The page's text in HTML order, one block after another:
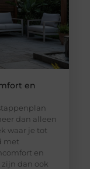
en
dan alleen
waar je tot
met
en
dan ook